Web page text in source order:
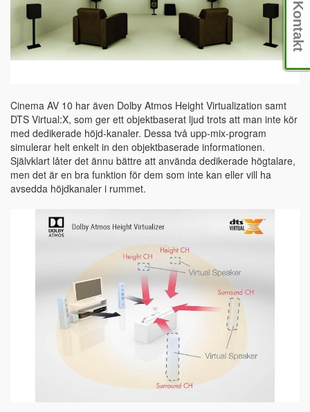
Cinema AV 10 har även Dolby Atmos Height Virtualization samt
DTS Virtual:X, som ger ett objektbaserat ljud trots att man inte kör
med dedikerade höjd-kanaler. Dessa två upp-mix-program
simulerar helt enkelt in den objektbaserade informationen.
Självklart låter det ännu bättre att använda dedikerade högtalare,
men det är en bra funktion för dem som inte kan eller vill ha
avsedda höjdkanaler i rummet.
Kontakt